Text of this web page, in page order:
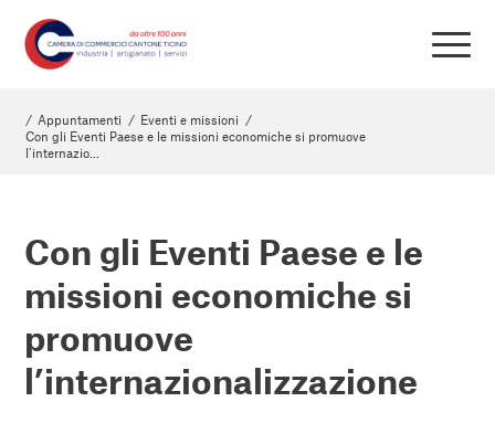
/ Appuntamenti / Eventi e missioni /
Con gli Eventi Paese e le missioni economiche si promuove
l’internazio...
Con gli Eventi Paese e le
missioni economiche si
promuove
l’internazionalizzazione